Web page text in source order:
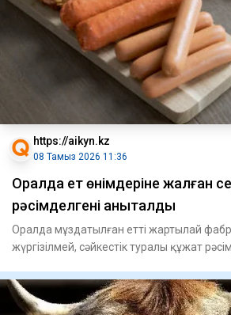
https://aikyn.kz
08 Тамыз 2026 11:36
Оралда ет өнімдеріне жалған
рәсімделгені анықталды
Оралда мұздатылған етті жартылай
жүргізілмей, сәйкестік туралы құжат